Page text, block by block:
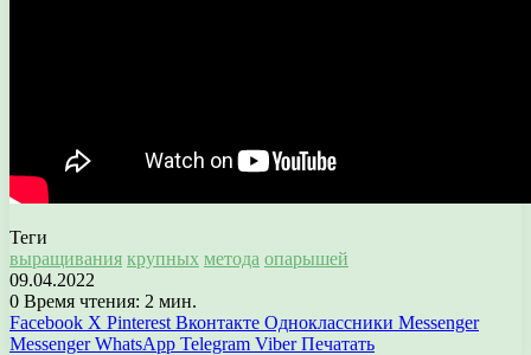
Теги
выращивания крупных метода опарышей
09.04.2022
0 Время чтения: 2 мин.
Facebook X Pinterest Вконтакте Одноклассники Messenger
Messenger WhatsApp Telegram Viber Печатать